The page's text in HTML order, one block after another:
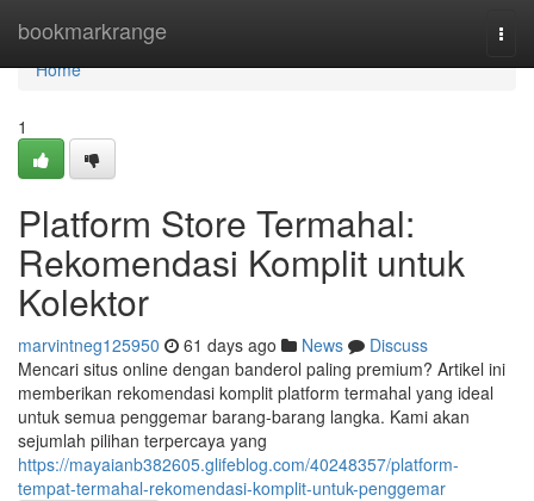
bookmarkrange
Home
Home
1
Platform Store Termahal:
Rekomendasi Komplit untuk
Kolektor
marvintneg125950 61 days ago News
Discuss
Mencari situs online dengan banderol paling premium? Artikel ini
memberikan rekomendasi komplit platform termahal yang ideal
untuk semua penggemar barang-barang langka. Kami akan
sejumlah pilihan terpercaya yang
https://mayaianb382605.glifeblog.com/40248357/platform-
tempat-termahal-rekomendasi-komplit-untuk-penggemar